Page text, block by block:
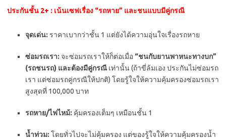
ประกันชั้น 2+ : เน้นเซฟเรื่อง “รถหาย” และชนแบบมีคู่กรณี
จุดเด่น: ราคาเบากว่าชั้น 1 แต่ยังได้ความอุ่นใจเรื่องรถหาย
ซ่อมรถเรา: จะซ่อมรถเราให้ก็ต่อเมื่อ “ชนกับยานพาหนะทางบก”
(รถชนรถ) และต้องมีคู่กรณี เท่านั้น (ถ้าขี่ล้มเอง ประกันไม่ซ่อมรถ
เรา แต่ซ่อมรถคู่กรณีให้ปกติ) โดยรู้ใจให้ความคุ้มครองซ่อมรถเรา
สูงสุดที่ 100,000 บาท
รถหาย/ไฟไหม้: คุ้มครองเต็มๆ เหมือนชั้น 1
น้ำท่วม: โดยทั่วไปจะไม่คุ้มครอง แต่ของรู้ใจให้ความคุ้มครองน้ำ